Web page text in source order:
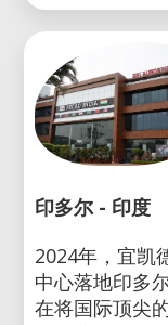
印多尔 - 印度
2024年，宜凯
中心落地印多
在将国际顶尖